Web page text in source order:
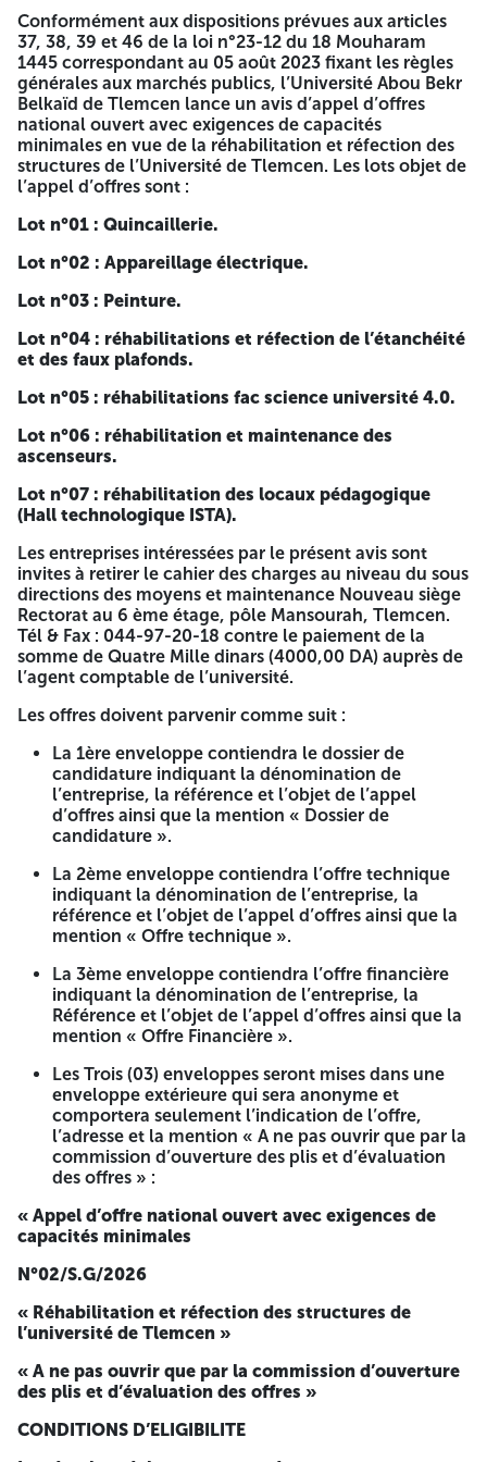
Agrément portant sur l’installation des équipements
sensibles à jour. E. Pour les offres relatives aux lots n° 06 :
Registre de commerce comprenant les codes compatibles
avec l’objet de l’offre. Documents constituant l’offre
Conformément aux dispositions de l’article 69 du décret
présidentiel n°15-247 du 16 septembre 2015, portant
réglementation des marchés publics et des délégations de
services publics, les documents justifiant les informations
contenues dans la déclaration de candidature sont exigés
fournir un délai maximum de dix (10) jours à compter de la
date de sa saisine, et ce, en tout état de cause, avant la
date de publication de l’avis d’attribution provisoire du
marché. 1- Le dossier de candidature contient : Une
déclaration de candidature : Une déclaration de probité :
Les statuts pour les sociétés ; Les documents relatifs aux
pouvoirs habilitant les personnes à engager la société ;
Tout document permettant d’évaluer les capacités des
candidats, des soumissionnaires ou, le cas échéant, des
classification professionnelle et plus ou agrément,
conformément aux conditions d’éligibilité sus cités. b/
Références bancaires. c/ Capacités techniques : Moyens
humains : liste nominative du personnel avec l’attestation
de mise à jour délivrée par la CNAS et en cours de validité.
Moyens matériels : liste des matériels de la société établie
par un organe ou agent habilité. Références
professionnelles : Attestations de bonne exécution pour
des opérations de même nature, délivrées par les maîtres
d’ouvrages, conformément aux conditions d’éligibilité sus
cités. A l’appui de ces documents, l’offre de candidature
devra aussi contenir des copies des documents suivants :
Registre de commerce comportant le code relatif à
l’activité objet de l’offre du soumissionnaire. Numéro
d’identification fiscale « NIF » Attestation bancaire pour le
« RIB » Casier judiciaire en cours de validité. Mise à jour du
CASNOS en cours de validité Mise à jour du CACOBATH en
cours de validité (pour les entreprises de réalisation) Extrait
de rôles épuré et actualisé ou un échéancier de paiement
fraudeurs » Attestation de dépôt légal des comptes
sociaux (Art29 loi de finances 2009) Planning prévisionnel
d’exécution des prestations 2- L’offre technique :
Déclaration à souscrire Le cahier des charges, dûment
mention manuscrite : « lu et approuvé ». Planning des
travaux Mémoire technique Tout document permettant
d’évaluer les capacités des candidats ou des
soumissionnaires, et le cas échéant des sous-traitants, ou
caractéristiques techniques des équipements proposés.
Conformément aux dispositions de l’article 68 du décret
présidentiel n°15-247 du 16 septembre 2015, portant
réglementation des marchés publics, le service
contractant peut demander aux soumissionnaires de
présenter des prototypes ou échantillons permettant de
notamment dans le cas de la fourniture de la Quincaillerie
et l’appareillage électrique. 3- L’offre Financière : La lettre
de soumission contenant les montants par lot, en HT et en
TTC, en chiffres et en lettres (non renseignée ou non
signée entraîne le rejet de l’offre) Le bordereau des prix
unitaires Le détail quantitatif et estimatif Validité des offres
pendant une période de quatre-vingt-dix (90) jours à partir
de la date de dépôt des offres. La durée de préparation des
offres est fixée à Quinze (15) jours à compter de la date de
la première parution du présent avis dans la presse. La date
Conformément aux dispositions prévues aux articles
37, 38, 39 et 46 de la loi n°23-12 du 18 Mouharam
1445 correspondant au 05 août 2023 fixant les règles
générales aux marchés publics, l’Université Abou Bekr
Belkaïd de Tlemcen lance un avis d’appel d’offres
national ouvert avec exigences de capacités
minimales en vue de la réhabilitation et réfection des
structures de l’Université de Tlemcen. Les lots objet de
l’appel d’offres sont :
Lot n°01 : Quincaillerie.
Lot n°02 : Appareillage électrique.
Lot n°03 : Peinture.
Lot n°04 : réhabilitations et réfection de l’étanchéité
et des faux plafonds.
Lot n°05 : réhabilitations fac science université 4.0.
Lot n°06 : réhabilitation et maintenance des
ascenseurs.
Lot n°07 : réhabilitation des locaux pédagogique
(Hall technologique ISTA).
Les entreprises intéressées par le présent avis sont
invites à retirer le cahier des charges au niveau du sous
directions des moyens et maintenance Nouveau siège
Rectorat au 6 ème étage, pôle Mansourah, Tlemcen.
Tél & Fax : 044-97-20-18 contre le paiement de la
somme de Quatre Mille dinars (4000,00 DA) auprès de
l’agent comptable de l’université.
Les offres doivent parvenir comme suit :
La 1ère enveloppe contiendra le dossier de
candidature indiquant la dénomination de
l’entreprise, la référence et l’objet de l’appel
d’offres ainsi que la mention « Dossier de
candidature ».
La 2ème enveloppe contiendra l’offre technique
indiquant la dénomination de l’entreprise, la
référence et l’objet de l’appel d’offres ainsi que la
mention « Offre technique ».
La 3ème enveloppe contiendra l’offre financière
indiquant la dénomination de l’entreprise, la
Référence et l’objet de l’appel d’offres ainsi que la
mention « Offre Financière ».
Les Trois (03) enveloppes seront mises dans une
enveloppe extérieure qui sera anonyme et
comportera seulement l’indication de l’offre,
l’adresse et la mention « A ne pas ouvrir que par la
commission d’ouverture des plis et d’évaluation
des offres » :
« Appel d’offre national ouvert avec exigences de
capacités minimales
N°02/S.G/2026
« Réhabilitation et réfection des structures de
l’université de Tlemcen »
« A ne pas ouvrir que par la commission d’ouverture
des plis et d’évaluation des offres »
CONDITIONS D’ELIGIBILITE